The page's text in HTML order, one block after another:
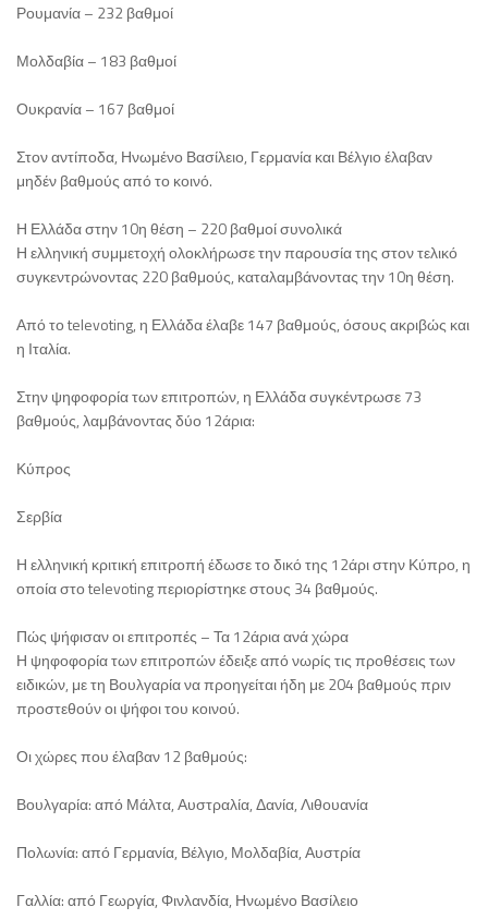
Ρουμανία – 232 βαθμοί
Μολδαβία – 183 βαθμοί
Ουκρανία – 167 βαθμοί
Στον αντίποδα, Ηνωμένο Βασίλειο, Γερμανία και Βέλγιο έλαβαν
μηδέν βαθμούς από το κοινό.
Η Ελλάδα στην 10η θέση – 220 βαθμοί συνολικά
Η ελληνική συμμετοχή ολοκλήρωσε την παρουσία της στον τελικό
συγκεντρώνοντας 220 βαθμούς, καταλαμβάνοντας την 10η θέση.
Από το televoting, η Ελλάδα έλαβε 147 βαθμούς, όσους ακριβώς και
η Ιταλία.
Στην ψηφοφορία των επιτροπών, η Ελλάδα συγκέντρωσε 73
βαθμούς, λαμβάνοντας δύο 12άρια:
Κύπρος
Σερβία
Η ελληνική κριτική επιτροπή έδωσε το δικό της 12άρι στην Κύπρο, η
οποία στο televoting περιορίστηκε στους 34 βαθμούς.
Πώς ψήφισαν οι επιτροπές – Τα 12άρια ανά χώρα
Η ψηφοφορία των επιτροπών έδειξε από νωρίς τις προθέσεις των
ειδικών, με τη Βουλγαρία να προηγείται ήδη με 204 βαθμούς πριν
προστεθούν οι ψήφοι του κοινού.
Οι χώρες που έλαβαν 12 βαθμούς:
Βουλγαρία: από Μάλτα, Αυστραλία, Δανία, Λιθουανία
Πολωνία: από Γερμανία, Βέλγιο, Μολδαβία, Αυστρία
Γαλλία: από Γεωργία, Φινλανδία, Ηνωμένο Βασίλειο